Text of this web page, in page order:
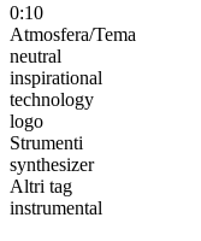
0:10
Atmosfera/Tema
neutral
inspirational
technology
logo
Strumenti
synthesizer
Altri tag
instrumental